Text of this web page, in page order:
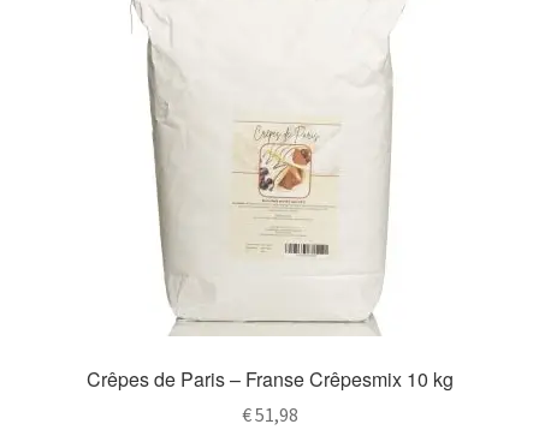
Crêpes de Paris – Franse Crêpesmix 10 kg
€51,98